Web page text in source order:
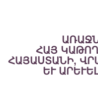
ՀԱՅ
ՀԱՅԱՍՏԱՆԻ,
ԵՒ